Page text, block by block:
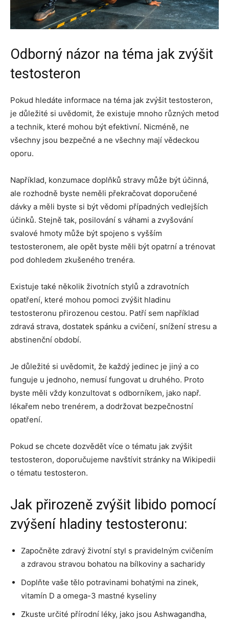
Odborný názor na téma jak zvýšit
testosteron
Pokud hledáte informace na téma jak zvýšit testosteron,
je důležité si uvědomit, že existuje mnoho různých metod
a technik, které mohou být efektivní. Nicméně, ne
všechny jsou bezpečné a ne všechny mají vědeckou
oporu.
Například, konzumace doplňků stravy může být účinná,
ale rozhodně byste neměli překračovat doporučené
dávky a měli byste si být vědomi případných vedlejších
účinků. Stejně tak, posilování s váhami a zvyšování
svalové hmoty může být spojeno s vyšším
testosteronem, ale opět byste měli být opatrní a trénovat
pod dohledem zkušeného trenéra.
Existuje také několik životních stylů a zdravotních
opatření, které mohou pomoci zvýšit hladinu
testosteronu přirozenou cestou. Patří sem například
zdravá strava, dostatek spánku a cvičení, snížení stresu a
abstinenční období.
Je důležité si uvědomit, že každý jedinec je jiný a co
funguje u jednoho, nemusí fungovat u druhého. Proto
byste měli vždy konzultovat s odborníkem, jako např.
lékařem nebo trenérem, a dodržovat bezpečnostní
opatření.
Pokud se chcete dozvědět více o tématu jak zvýšit
testosteron, doporučujeme navštívit stránky na Wikipedii
o tématu testosteron.
Jak přirozeně zvýšit libido pomocí
zvýšení hladiny testosteronu:
Započněte zdravý životní styl s pravidelným cvičením
a zdravou stravou bohatou na bílkoviny a sacharidy
Doplňte vaše tělo potravinami bohatými na zinek,
vitamín D a omega-3 mastné kyseliny
Zkuste určité přírodní léky, jako jsou Ashwagandha,